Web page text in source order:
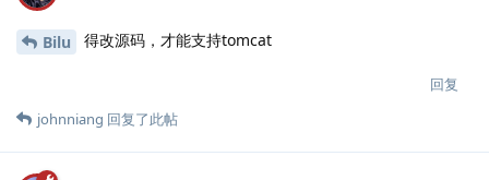
Bilu 得改源码，才能支持tomcat
回复
johnniang 回复了此帖